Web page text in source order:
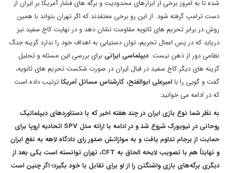
شده تا به امروز برخی از ابزارهای محدودیت و برگه های فشار آمریکا بر ایران از
دست ترامپ گرفته شود. از این رو برخی معتقدند که اگر تهران بتواند با همین
روش در برابر تحریم های ثانویه مقاومت نشان دهد و در نهایت کاخ سفید نیز
دریابد که در پس اعمال تحریم، توان دستیابی به اهداف خود را ندارد گزینه جنگ
نظامی دور از ذهن نیست. دیپلماسی ایرانی برای بررسی این مسئله و تحلیل
گزینه های دیگر کاخ سفید در قبال ایران در صورت شکست تحریم های ثانویه،
گفت و گویی را باامیرعلی ابوالفتح، کارشناس مسائل آمریکاترتیب داده است
که در ادامه می خوانید:
به نظر شما نوع بازی ایران در چند هفته اخیر که با دستاوردهای دیپلماتیک
روحانی در نیویورک شروع شد و در ادامه با ارائه مدل SPV اتحادیه اروپا برای
حمایت از برجام تداوم یافت و به موازاتش صدور رای دادگاه لاهه به نفع ایران
و نهایتاً هم با تصویب لایحه الحاق به CFT، تهران توانسته است یکی بعد از
دیگری برگه‌های بازی واشنگتن را از او برای تقابل با خود بگیرد؛ اگر چنین است